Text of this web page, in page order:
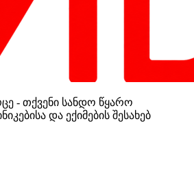
- თქვენი სანდო წყარო
და ექიმების შესახებ